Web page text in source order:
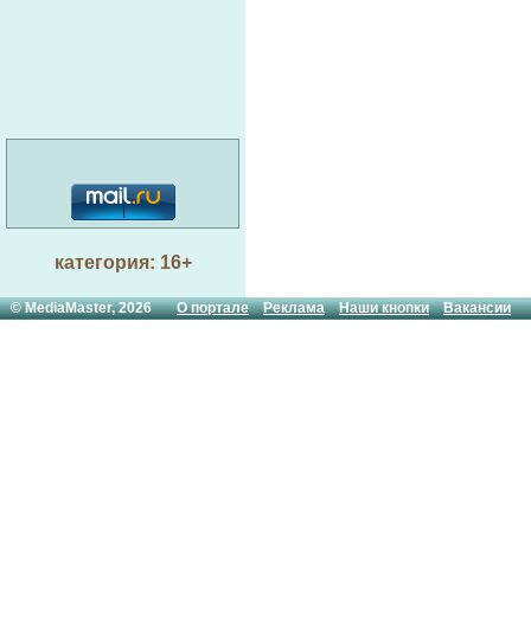
категория: 16+
© MediaMaster, 2026О портале Реклама Наши кнопки Вакансии